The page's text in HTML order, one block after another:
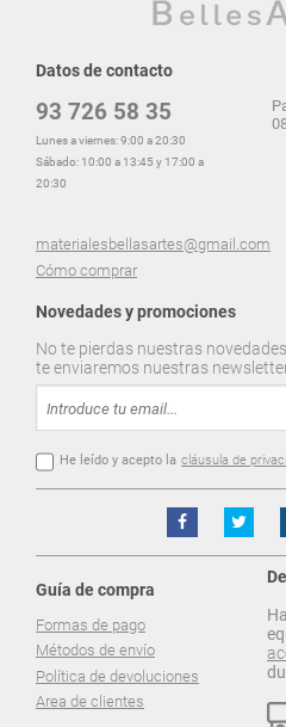
Datos de contacto
93 726 58 35
Lunes a viernes: 9:00 a 20:30
Sábado: 10:00 a 13:45 y 17:00 a
20:30
materialesbellasartes@gmail.com
Cómo comprar
Novedades y promociones
No te pierdas nuestras
te enviaremos nuestras newsletter
He leído y acepto la cláusula de
Guía de compra
Formas de pago
Métodos de envío
Política de devoluciones
Area de clientes